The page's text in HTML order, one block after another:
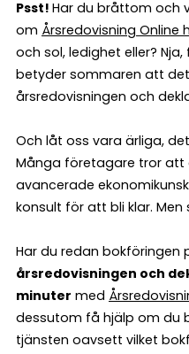
Psst! Har du bråttom och
om Årsredovisning Online
och sol, ledighet eller?
betyder sommaren att
årsredovisningen och
Och låt oss vara ärliga,
Många företagare tror att
avancerade
konsult för att bli klar.
Har du redan bokföringen
årsredovisningen och
minuter med
dessutom få hjälp om du
tjänsten oavsett vilket